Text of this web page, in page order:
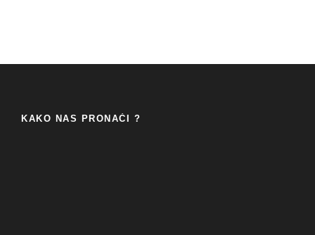
KAKO NAS PRONAĆI ?